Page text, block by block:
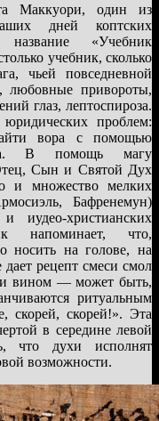
Маккуори, один из
дней коптских
название «Учебник
учебник, сколько
чьей повседневной
любовные привороты,
глаз, лептоспироза.
проблем:
вора с помощью
В помощь магу
Сын и Святой Дух
и множество мелких
Бафренемун)
иудео-христианских
напоминает, что,
носить на голове, на
рецепт смеси смол
и вином — может быть,
ритуальным
скорей!». Эта
в середине левой
что духи исполнят
возможности.